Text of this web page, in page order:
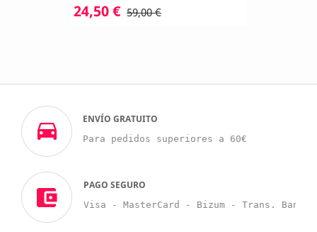
24,50 € 59,00 €
ENVÍO GRATUITO
Para pedidos superiores a 60€
PAGO SEGURO
Visa - MasterCard - Bizum - Trans.